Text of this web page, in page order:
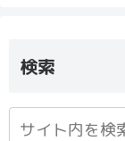
検索